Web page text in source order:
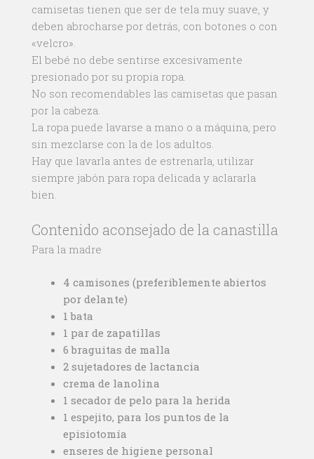
camisetas tienen que ser de tela muy suave, y
deben abrocharse por detrás, con botones o con
«velcro».
El bebé no debe sentirse excesivamente
presionado por su propia ropa.
No son recomendables las camisetas que pasan
por la cabeza.
La ropa puede lavarse a mano o a máquina, pero
sin mezclarse con la de los adultos.
Hay que lavarla antes de estrenarla, utilizar
siempre jabón para ropa delicada y aclararla
bien.
Contenido aconsejado de la canastilla
Para la madre
4 camisones (preferiblemente abiertos
por delante)
1 bata
1 par de zapatillas
6 braguitas de malla
2 sujetadores de lactancia
crema de lanolina
1 secador de pelo para la herida
1 espejito, para los puntos de la
episiotomía
enseres de higiene personal